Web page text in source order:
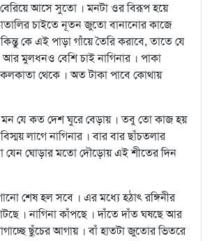
বেরিয়ে আসে সুতো । মনটা ওর বিরূপ হয়ে
চাইতে নূতন জুতো বানানোর কাজে
কে এই পাড়া গাঁয়ে তৈরি করাবে, তাতে যে
আর মুলধনও বেশি চাই নাগিনার । পাকা
থেকে । অত টাকা পাবে কোথায়
যে কত দেশ ঘুরে বেড়ায় । তবু তো কাজ হয়
লাগে নাগিনার । বার বার ছাঁচতলার
যেন ঘোড়ার মতো দৌড়োয় এই শীতের দিন
শেষ হল সবে । এর মধ্যে হঠাৎ রঙ্গিনীর
। নাগিনা কাঁপছে । দাঁতে দাঁত ঘষছে আর
ছুঁচের আগায় । বাঁ হাতটা জুতোর ভিতরে